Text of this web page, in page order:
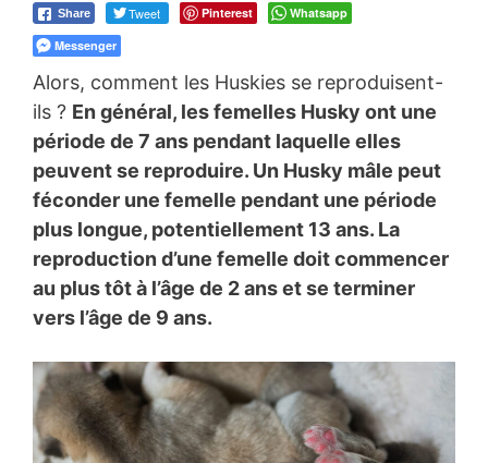
Share Tweet Pinterest
Whatsapp
Messenger
Alors, comment les Huskies se reproduisent-
ils ? En général, les femelles Husky ont une
période de 7 ans pendant laquelle elles
peuvent se reproduire. Un Husky mâle peut
féconder une femelle pendant une période
plus longue, potentiellement 13 ans. La
reproduction d’une femelle doit commencer
au plus tôt à l’âge de 2 ans et se terminer
vers l’âge de 9 ans.